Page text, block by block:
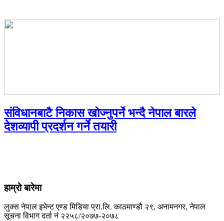
संविधानबाटै निकास खोज्नुपर्ने भन्दै नेपाल बारले
देशव्यापी प्रदर्शन गर्ने तयारी
हाम्रो बारेमा
लुक्स नेपाल इभेन्ट एण्ड मिडिया प्रा.लि. काठमाण्डौ २९, अनामनगर, नेपाल
सूचना विभाग दर्ता नं २२५८/२०७७-२०७८